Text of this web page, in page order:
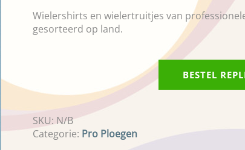
Wielershirts en wielertruitjes van
gesorteerd op land.
BESTEL
SKU: N/B
Categorie: Pro Ploegen